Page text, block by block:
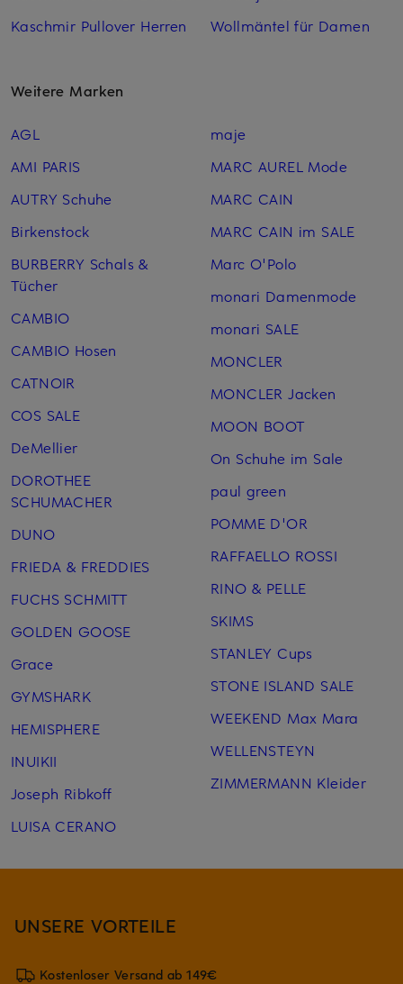
Kaschmir Pullover Herren
Wollmäntel für Damen
Weitere Marken
AGL
AMI PARIS
AUTRY Schuhe
Birkenstock
BURBERRY Schals &
Tücher
CAMBIO
CAMBIO Hosen
CATNOIR
COS SALE
DeMellier
DOROTHEE
SCHUMACHER
DUNO
FRIEDA & FREDDIES
FUCHS SCHMITT
GOLDEN GOOSE
Grace
GYMSHARK
HEMISPHERE
INUIKII
Joseph Ribkoff
LUISA CERANO
maje
MARC AUREL Mode
MARC CAIN
MARC CAIN im SALE
Marc O'Polo
monari Damenmode
monari SALE
MONCLER
MONCLER Jacken
MOON BOOT
On Schuhe im Sale
paul green
POMME D'OR
RAFFAELLO ROSSI
RINO & PELLE
SKIMS
STANLEY Cups
STONE ISLAND SALE
WEEKEND Max Mara
WELLENSTEYN
ZIMMERMANN Kleider
UNSERE VORTEILE
Kostenloser Versand ab 149€